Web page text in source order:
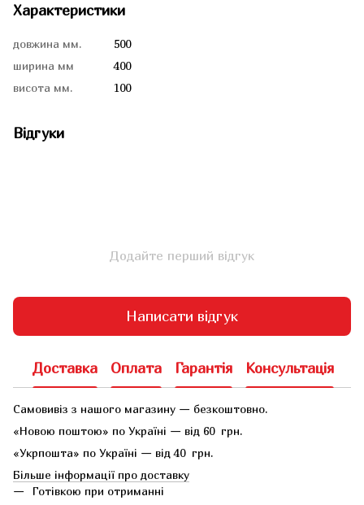
Характеристики
довжина мм.
500
ширина мм
400
висота мм.
100
Відгуки
Додайте перший відгук
Написати відгук
Доставка Оплата Гарантія Консультація
Самовивіз з нашого магазину — безкоштовно.
«Новою поштою» по Україні — від 60 грн.
«Укрпошта» по Україні — від 40 грн.
Більше інформації про доставку
Готівкою при отриманні